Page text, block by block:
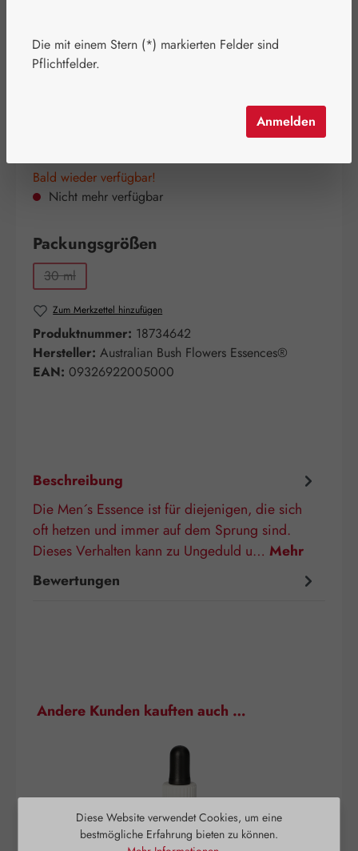
Bald wieder verfügbar!
Nicht mehr verfügbar
Packungsgrößen
30 ml
(Diese Option ist zurzeit nicht verfügbar.)
Zum Merkzettel hinzufügen
Produktnummer: 18734642
Hersteller: Australian Bush Flowers Essences®
EAN: 09326922005000
Beschreibung
Die Men´s Essence ist für diejenigen, die sich
oft hetzen und immer auf dem Sprung sind.
Dieses Verhalten kann zu Ungeduld u… Mehr
Bewertungen
Produktgalerie überspringen
Andere Kunden kauften auch …
Diese Website verwendet Cookies, um eine
bestmögliche Erfahrung bieten zu können.
Die mit einem Stern (*) markierten Felder sind
Pflichtfelder.
Anmelden